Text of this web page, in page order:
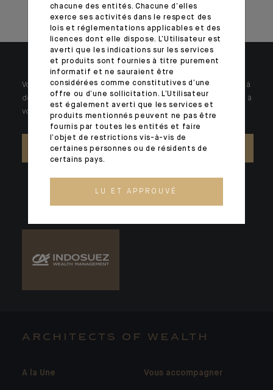
Suisse
Votre patrimoine est unique et requiert des réponses spécifiques à
des problématiques singulières. Jour après jour, nos experts sont à
votre écoute.
NOUS CONTACTER
ARCHITECTS OF WEALTH
A la Une Vous accompagner
chacune des entités. Chacune d’elles
exerce ses activités dans le respect des
lois et réglementations applicables et des
licences dont elle dispose. L’Utilisateur est
averti que les indications sur les services
et produits sont fournies à titre purement
informatif et ne sauraient être
considérées comme constitutives d’une
offre ou d’une sollicitation. L’Utilisateur
est également averti que les services et
produits mentionnés peuvent ne pas être
fournis par toutes les entités et faire
l’objet de restrictions vis-à-vis de
certaines personnes ou de résidents de
certains pays.
LU ET APPROUVÉ